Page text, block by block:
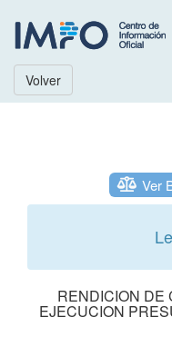
Volver
Ver
RENDICION DE
EJECUCION